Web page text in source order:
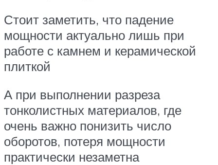
Стоит заметить, что падение
мощности актуально лишь при
работе с камнем и керамической
плиткой
А при выполнении разреза
тонколистных материалов, где
очень важно понизить число
оборотов, потеря мощности
практически незаметна